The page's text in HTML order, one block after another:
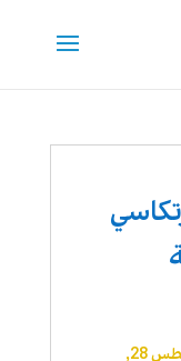
أغسطس 28,